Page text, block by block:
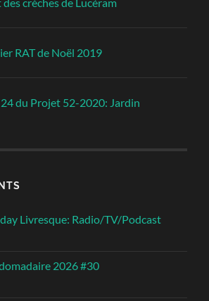
crèches de Lucéram
RAT de Noël 2019
24 du Projet 52-2020: Jardin
Livresque: Radio/TV/Podcast
2026 #30